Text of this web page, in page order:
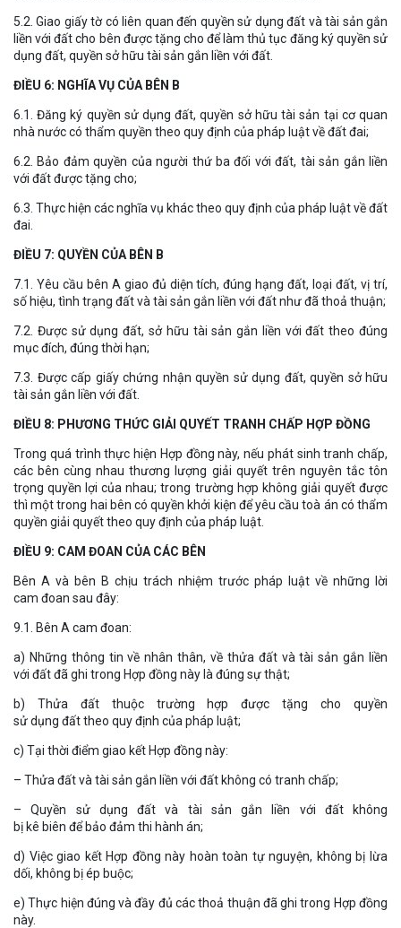
5.2. Giao giấy tờ có liên quan đến quyền sử dụng đất và tài sản gắn
liền với đất cho bên được tặng cho để làm thủ tục đăng ký quyền sử
dụng đất, quyền sở hữu tài sản gắn liền với đất.
ĐIỀU 6: NGHĨA VỤ CỦA BÊN B
6.1. Đăng ký quyền sử dụng đất, quyền sở hữu tài sản tại cơ quan
nhà nước có thẩm quyền theo quy định của pháp luật về đất đai;
6.2. Bảo đảm quyền của người thứ ba đối với đất, tài sản gắn liền
với đất được tặng cho;
6.3. Thực hiện các nghĩa vụ khác theo quy định của pháp luật về đất
đai.
ĐIỀU 7: QUYỀN CỦA BÊN B
7.1. Yêu cầu bên A giao đủ diện tích, đúng hạng đất, loại đất, vị trí,
số hiệu, tình trạng đất và tài sản gắn liền với đất như đã thoả thuận;
7.2. Được sử dụng đất, sở hữu tài sản gắn liền với đất theo đúng
mục đích, đúng thời hạn;
7.3. Được cấp giấy chứng nhận quyền sử dụng đất, quyền sở hữu
tài sản gắn liền với đất.
ĐIỀU 8: PHƯƠNG THỨC GIẢI QUYẾT TRANH CHẤP HỢP ĐỒNG
Trong quá trình thực hiện Hợp đồng này, nếu phát sinh tranh chấp,
các bên cùng nhau thương lượng giải quyết trên nguyên tắc tôn
trọng quyền lợi của nhau; trong trường hợp không giải quyết được
thì một trong hai bên có quyền khởi kiện để yêu cầu toà án có thẩm
quyền giải quyết theo quy định của pháp luật.
ĐIỀU 9: CAM ĐOAN CỦA CÁC BÊN
Bên A và bên B chịu trách nhiệm trước pháp luật về những lời
cam đoan sau đây:
9.1. Bên A cam đoan:
a) Những thông tin về nhân thân, về thửa đất và tài sản gắn liền
với đất đã ghi trong Hợp đồng này là đúng sự thật;
b) Thửa đất thuộc trường hợp được tặng cho quyền
sử dụng đất theo quy định của pháp luật;
c) Tại thời điểm giao kết Hợp đồng này:
– Thửa đất và tài sản gắn liền với đất không có tranh chấp;
– Quyền sử dụng đất và tài sản gắn liền với đất không
bị kê biên để bảo đảm thi hành án;
d) Việc giao kết Hợp đồng này hoàn toàn tự nguyện, không bị lừa
dối, không bị ép buộc;
e) Thực hiện đúng và đầy đủ các thoả thuận đã ghi trong Hợp đồng
này.